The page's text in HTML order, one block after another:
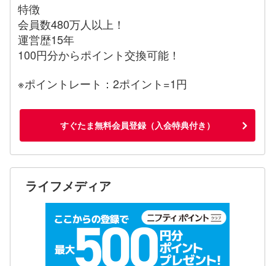
特徴
会員数480万人以上！
運営歴15年
100円分からポイント交換可能！
※ポイントレート：2ポイント=1円
すぐたま無料会員登録（入会特典付き）
ライフメディア